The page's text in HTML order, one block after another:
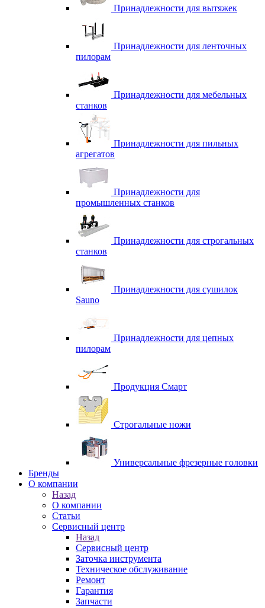
Принадлежности для вытяжек
Принадлежности для ленточных
пилорам
Принадлежности для мебельных
станков
Принадлежности для пильных
агрегатов
Принадлежности для
промышленных станков
Принадлежности для строгальных
станков
Принадлежности для сушилок
Sauno
Принадлежности для цепных
пилорам
Продукция Смарт
Строгальные ножи
Универсальные фрезерные головки
Бренды
O компании
Назад
O компании
Статьи
Сервисный центр
Назад
Сервисный центр
Заточка инструмента
Техническое обслуживание
Ремонт
Гарантия
Запчасти